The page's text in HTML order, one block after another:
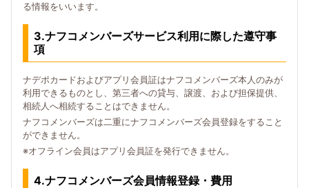
る情報をいいます。
3.ナフコメンバーズサービス利用に際した遵守事
項
ナデポカードおよびアプリ会員証はナフコメンバーズ本人のみが
利用できるものとし、第三者への貸与、譲渡、および担保提供、
相続人へ相続することはできません。
ナフコメンバーズは二重にナフコメンバーズ会員登録をすること
ができません。
※オフライン会員はアプリ会員証を発行できません。
4.ナフコメンバーズ会員情報登録・費用